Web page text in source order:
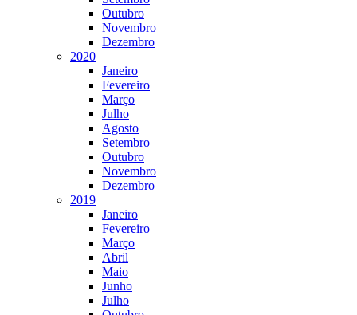
Outubro
Novembro
Dezembro
2020
Janeiro
Fevereiro
Março
Julho
Agosto
Setembro
Outubro
Novembro
Dezembro
2019
Janeiro
Fevereiro
Março
Abril
Maio
Junho
Julho